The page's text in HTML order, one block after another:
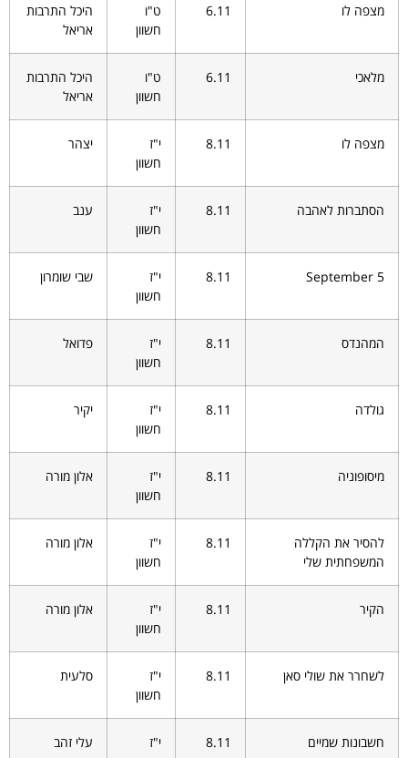
מצפה לו 6.11
ט"ו
חשוון
היכל התרבות
אריאל
מלאכי 6.11
ט"ו
חשוון
היכל התרבות
אריאל
מצפה לו 8.11
י"ז
חשוון
יצהר
הסתברות לאהבה 8.11
י"ז
חשוון
ענב
September 5
8.11
י"ז
חשוון
שבי שומרון
המהנדס 8.11
י"ז
חשוון
פדואל
גולדה 8.11
י"ז
חשוון
יקיר
מיסופוניה 8.11
י"ז
חשוון
אלון מורה
להסיר את הקללה
המשפחתית שלי
8.11
י"ז
חשוון
אלון מורה
הקיר 8.11
י"ז
חשוון
אלון מורה
לשחרר את שולי סאן 8.11
י"ז
חשוון
סלעית
חשבונות שמיים 8.11
י"ז
עלי זהב